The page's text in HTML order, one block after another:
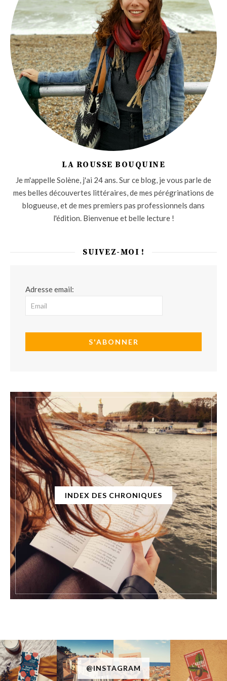
LA ROUSSE BOUQUINE
Je m'appelle Solène, j'ai 24 ans. Sur ce blog, je vous parle de
mes belles découvertes littéraires, de mes pérégrinations de
blogueuse, et de mes premiers pas professionnels dans
l'édition. Bienvenue et belle lecture !
SUIVEZ-MOI !
Adresse email:
INDEX DES CHRONIQUES
@INSTAGRAM